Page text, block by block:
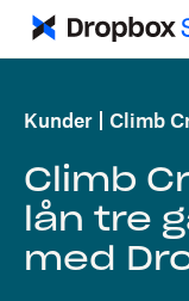
Kunder Climb
Climb
lån tre
med